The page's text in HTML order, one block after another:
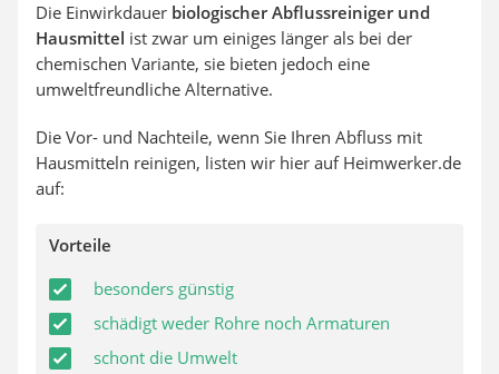
Die Einwirkdauer biologischer Abflussreiniger und
Hausmittel ist zwar um einiges länger als bei der
chemischen Variante, sie bieten jedoch eine
umweltfreundliche Alternative.
Die Vor- und Nachteile, wenn Sie Ihren Abfluss mit
Hausmitteln reinigen, listen wir hier auf Heimwerker.de
auf:
Vorteile
besonders günstig
schädigt weder Rohre noch Armaturen
schont die Umwelt